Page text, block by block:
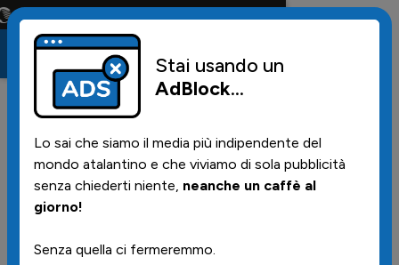
solo la maglia e solo i tifosi la portano tutta la vita
01/06/2026 | 07.27
Simone Panada:
cresciuto nella Dea.
Nostra intervista
esclusiva
Stai usando un
AdBlock...
Lo sai che siamo il media più indipendente del
mondo atalantino e che viviamo di sola pubblicità
senza chiederti niente, neanche un caffè al
giorno!
Senza quella ci fermeremmo.